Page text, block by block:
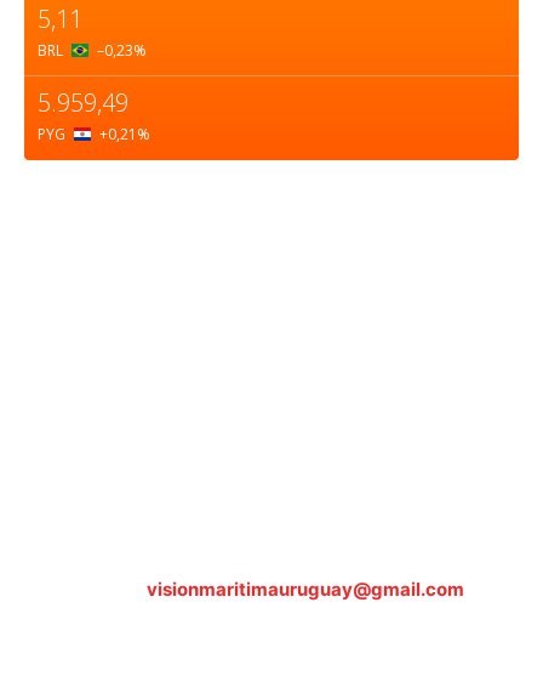
5,11
BRL –0,23%
5.959,49
PYG +0,21 %
visionmaritimauruguay@gmail.com